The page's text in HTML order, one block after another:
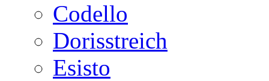
Codello
Dorisstreich
Esisto